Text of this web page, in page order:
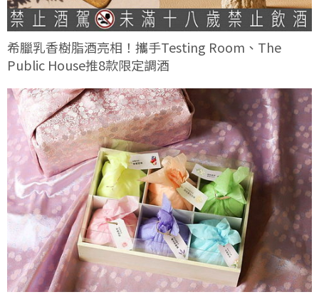
希臘乳香樹脂酒亮相！攜手Testing Room、The
Public House推8款限定調酒